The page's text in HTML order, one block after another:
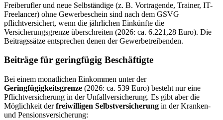
Freiberufler und neue Selbständige (z. B. Vortragende, Trainer, IT-
Freelancer) ohne Gewerbeschein sind nach dem GSVG
pflichtversichert, wenn die jährlichen Einkünfte die
Versicherungsgrenze überschreiten (2026: ca. 6.221,28 Euro). Die
Beitragssätze entsprechen denen der Gewerbetreibenden.
Beiträge für geringfügig Beschäftigte
Bei einem monatlichen Einkommen unter der
Geringfügigkeitsgrenze (2026: ca. 539 Euro) besteht nur eine
Pflichtversicherung in der Unfallversicherung. Es gibt aber die
Möglichkeit derfreiwilligen Selbstversicherung in der Kranken-
und Pensionsversicherung: